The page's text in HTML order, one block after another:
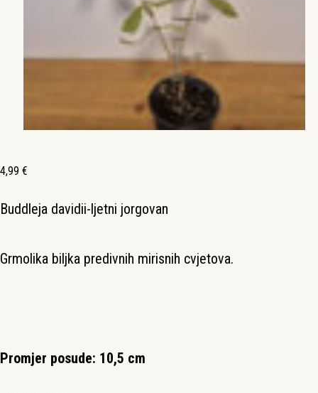
4,99 €
Buddleja davidii-ljetni jorgovan
Grmolika biljka predivnih mirisnih cvjetova.
Promjer posude: 10,5 cm